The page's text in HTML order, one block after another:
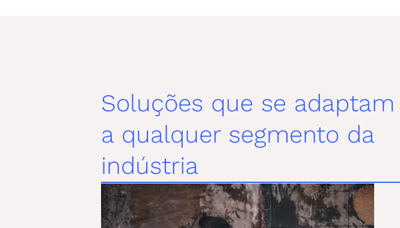
Soluções que se adaptam
a qualquer segmento da
indústria